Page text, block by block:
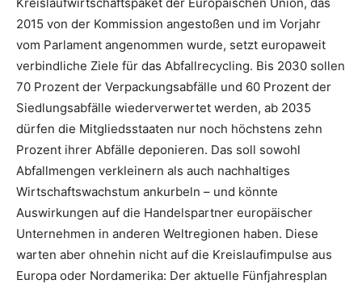
2015 von der Kommission angestoßen und im Vorjahr
vom Parlament angenommen wurde, setzt europaweit
verbindliche Ziele für das Abfallrecycling. Bis 2030 sollen
70 Prozent der Verpackungsabfälle und 60 Prozent der
Siedlungsabfälle wiederverwertet werden, ab 2035
dürfen die Mitgliedsstaaten nur noch höchstens zehn
Prozent ihrer Abfälle deponieren. Das soll sowohl
Abfallmengen verkleinern als auch nachhaltiges
Wirtschaftswachstum ankurbeln – und könnte
Auswirkungen auf die Handelspartner europäischer
Unternehmen in anderen Weltregionen haben. Diese
warten aber ohnehin nicht auf die Kreislaufimpulse aus
Europa oder Nordamerika: Der aktuelle Fünfjahresplan